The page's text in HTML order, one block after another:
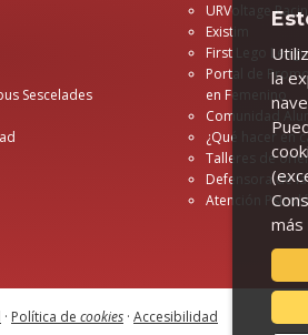
Sescelades
URVoltage
Existim
First Lego
Portal de
en Femenino
Comunidad
¿Qué hacer en
Talleres de
Defensora de
Atención
· Política de cookies · Accesibilidad
la
más